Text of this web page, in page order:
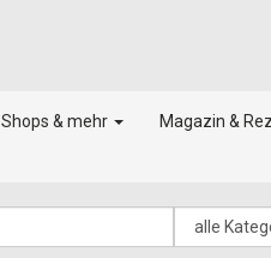
Shops & mehr Magazin &